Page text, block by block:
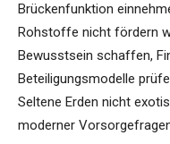
Brückenfunktion
Rohstoffe nicht fördern
Bewusstsein schaffen,
Beteiligungsmodelle
Seltene Erden nicht
moderner